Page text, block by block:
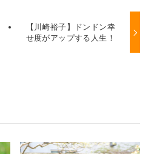
【川崎裕子】ドンドン幸
せ度がアップする人生！